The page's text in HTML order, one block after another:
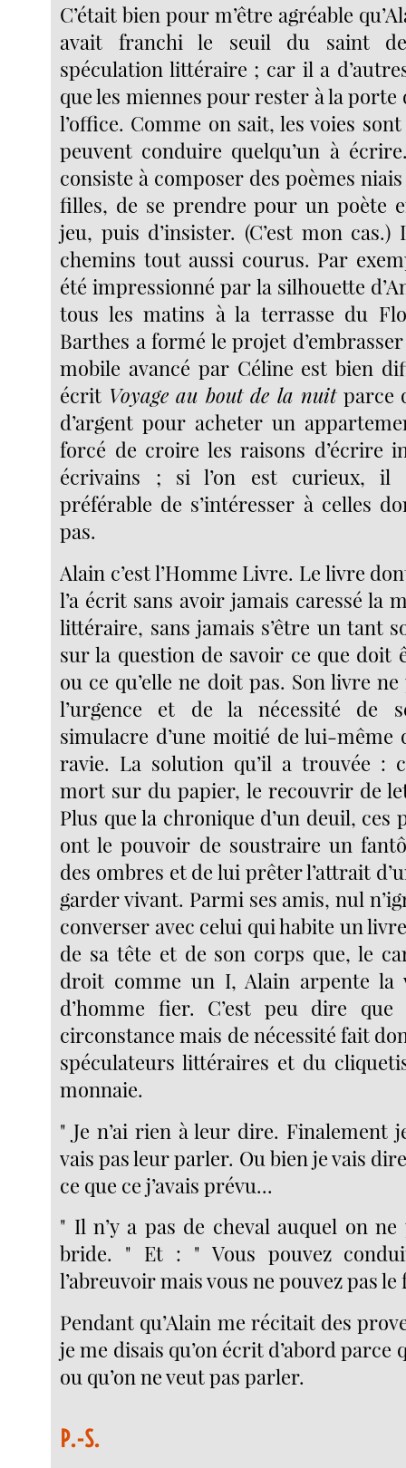
C’était bien pour m’être agréable
avait franchi le seuil du saint
spéculation littéraire ; car il a
que les miennes pour rester à la porte
l’office. Comme on sait, les voies
peuvent conduire quelqu’un à
consiste à composer des poèmes
filles, de se prendre pour un poète
jeu, puis d’insister. (C’est mon cas.)
chemins tout aussi courus. Par
été impressionné par la silhouette
tous les matins à la terrasse du
Barthes a formé le projet
mobile avancé par Céline est bien
écrit Voyage au bout de la nuitparce
d’argent pour acheter un
forcé de croire les raisons d’écrire
écrivains ; si l’on est curieux, il
préférable de s’intéresser à celles
pas.
Alain c’est l’Homme Livre. Le livre
l’a écrit sans avoir jamais caressé la
littéraire, sans jamais s’être un tant
sur la question de savoir ce que doit
ou ce qu’elle ne doit pas. Son livre
l’urgence et de la nécessité de
simulacre d’une moitié de lui-
ravie. La solution qu’il a trouvée :
mort sur du papier, le recouvrir de
Plus que la chronique d’un deuil, ces
ont le pouvoir de soustraire un
des ombres et de lui prêter l’attrait
garder vivant. Parmi ses amis, nul
converser avec celui qui habite un
de sa tête et de son corps que, le
droit comme un I, Alain arpente la
d’homme fier. C’est peu dire
circonstance mais de nécessité fait
spéculateurs littéraires et du
monnaie.
" Je n’ai rien à leur dire. Finalement
vais pas leur parler. Ou bien je vais
ce que ce j’avais prévu...
" Il n’y a pas de cheval auquel on
bride. " Et : " Vous pouvez
l’abreuvoir mais vous ne pouvez pas
Pendant qu’Alain me récitait des
je me disais qu’on écrit d’abord parce
ou qu’on ne veut pas parler.
P.-S.